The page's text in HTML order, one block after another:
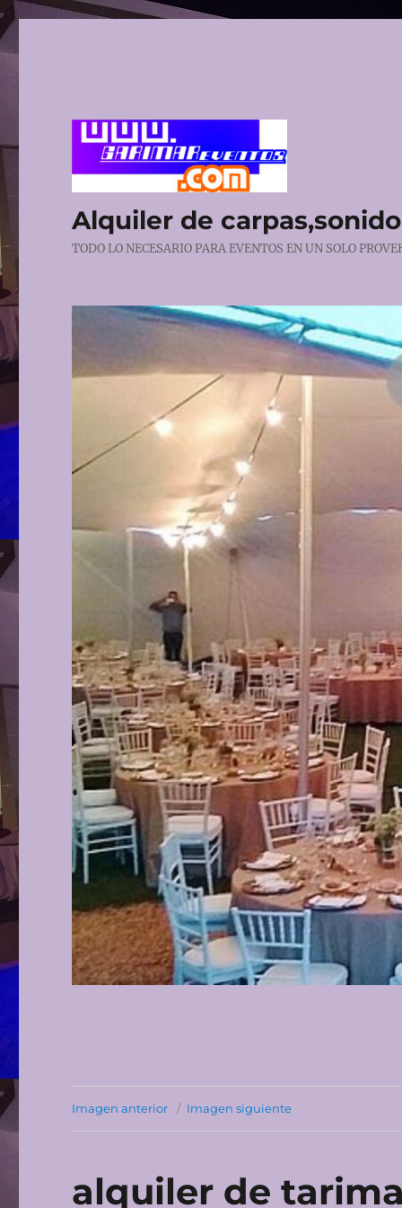
Alquiler de
TODO LO NECESARIO PARA EVENTOS EN UN SOLO
Imagen anterior Imagen siguiente
alquiler de